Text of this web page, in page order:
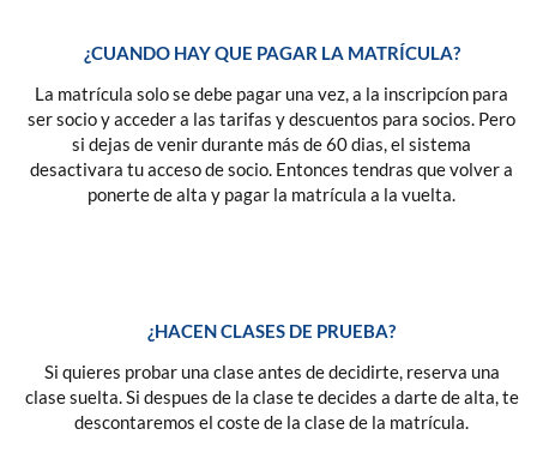
¿CUANDO HAY QUE PAGAR LA MATRÍCULA?
La matrícula solo se debe pagar una vez, a la inscripcíon para
ser socio y acceder a las tarifas y descuentos para socios. Pero
si dejas de venir durante más de 60 dias, el sistema
desactivara tu acceso de socio. Entonces tendras que volver a
ponerte de alta y pagar la matrícula a la vuelta.
¿HACEN CLASES DE PRUEBA?
Si quieres probar una clase antes de decidirte, reserva una
clase suelta. Si despues de la clase te decides a darte de alta, te
descontaremos el coste de la clase de la matrícula.